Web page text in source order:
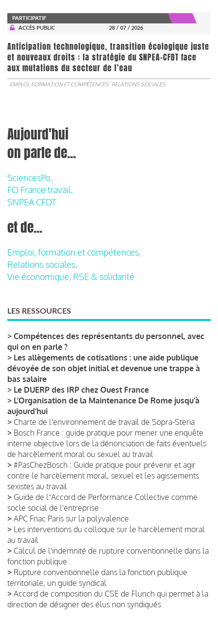
PARTICIPATIF
ACCÈS PUBLIC
28 / 07 / 2026
Anticipation technologique, transition écologique juste
et nouveaux droits : la stratégie du SNPEA-CFDT face
aux mutations du secteur de l’eau
EMPLOI, FORMATION ET COMPÉTENCES RELATIONS SOCIALES
Aujourd'hui
on parle de...
SciencesPo,
FO France travail,
SNPEA CFDT
et de...
Emploi, formation et compétences,
Relations sociales,
Vie économique, RSE & solidarité
LES RESSOURCES
> Compétences des représentants du personnel, avec
qui on en parle ?
> Les allègements de cotisations : une aide publique
dévoyée de son objet initial et devenue une trappe à
bas salaire
> Le DUERP des IRP chez Ouest France
> L’Organisation de la Maintenance De Rome jusqu’à
aujourd’hui
> Charte de l'environnement de travail de Sopra-Steria
> Bosch France : guide pratique pour mener une enquête
interne objective lors de la dénonciation de faits éventuels
de harcèlement moral ou sexuel au travail
> #PasChezBosch : Guide pratique pour prévenir et agir
contre le harcèlement moral, sexuel et les agissements
sexistes au travail
> Guide de lʼAccord de Performance Collective comme
socle social de l'entreprise
> APC Fnac Paris sur la polyvalence
> Les interventions du colloque sur le harcèlement moral
au travail
> Calcul de l'indemnité de rupture conventionnelle dans la
fonction publique
> Rupture conventionnelle dans la fonction publique
territoriale, un guide syndical
> Accord de composition du CSE de Flunch qui permet à la
direction de désigner des élus non syndiqués